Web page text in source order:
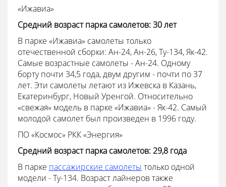
«Ижавиа»
Средний возраст парка самолетов: 30 лет
В парке «Ижавиа» самолеты только
отечественной сборки: Ан-24, Ан-26, Ту-134, Як-42.
Самые возрастные самолеты - Ан-24. Одному
борту почти 34,5 года, двум другим - почти по 37
лет. Эти самолеты летают из Ижевска в Казань,
Екатеринбург, Новый Уренгой. Относительно
«свежая» модель в парке «Ижавиа» - Як-42. Самый
молодой самолет был произведен в 1996 году.
ПО «Космос» РКК «Энергия»
Средний возраст парка самолетов: 29,8 года
В парке пассажирские самолеты только одной
модели - Ту-134. Возраст лайнеров также